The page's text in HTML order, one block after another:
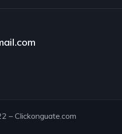
– Clickonguate.com